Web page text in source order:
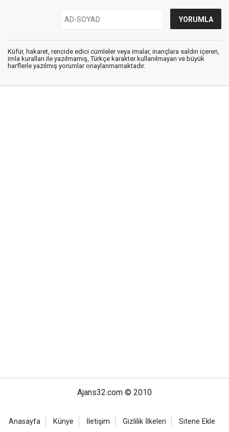
Küfür, hakaret, rencide edici cümleler veya imalar, inançlara saldırı içeren,
imla kuralları ile yazılmamış, Türkçe karakter kullanılmayan ve büyük
harflerle yazılmış yorumlar onaylanmamaktadır.
Ajans32.com © 2010
Anasayfa Künye İletişim Gizlilik İlkeleri Sitene Ekle